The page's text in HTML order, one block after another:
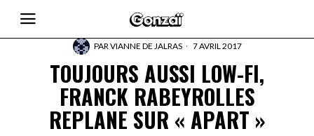
PARVIANNE DE JALRAS 7 AVRIL 2017
TOUJOURS AUSSI LOW-FI,
FRANCK RABEYROLLES
REPLANE SUR « APART »